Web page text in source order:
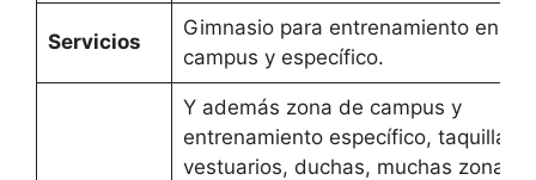
Servicios
Gimnasio para entrenamiento en
campus y específico.
Y además zona de campus y
entrenamiento específico, taquillas,
vestuarios, duchas, muchas zonas